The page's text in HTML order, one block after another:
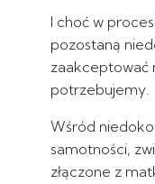
I choć w
pozostaną
zaakceptować
potrzebujemy.
Wśród
samotności,
złączone z